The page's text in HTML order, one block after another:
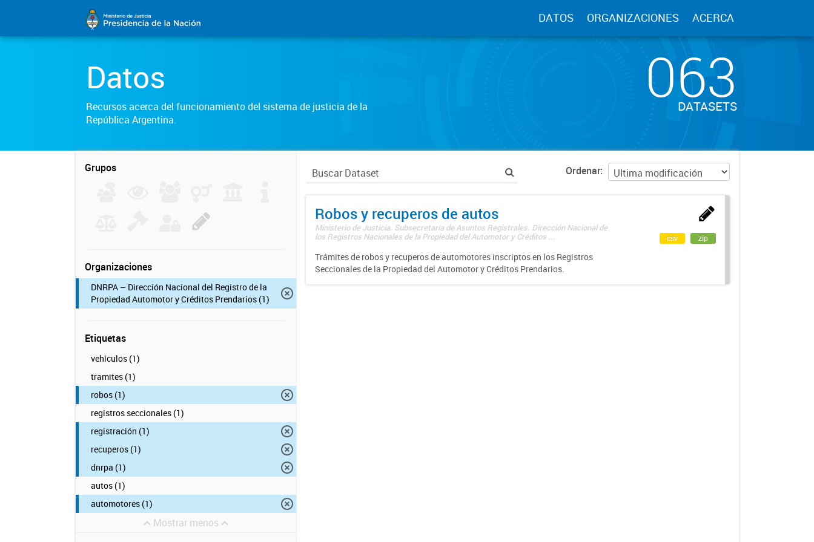
DATOS ORGANIZACIONES ACERCA
Datos
Recursos acerca del funcionamiento del sistema de justicia de la
República Argentina.
063
DATASETS
Grupos
Organizaciones
DNRPA – Dirección Nacional del Registro de la
Propiedad Automotor y Créditos Prendarios (1)
Etiquetas
vehículos (1)
tramites (1)
robos (1)
registros seccionales (1)
registración (1)
recuperos (1)
dnrpa (1)
autos (1)
automotores (1)
Mostrar menos
Ordenar
Robos y recuperos de autos
Ministerio de Justicia. Subsecretaría de Asuntos Registrales. Dirección Nacional de
los Registros Nacionales de la Propiedad del Automotor y Créditos ...
Trámites de robos y recuperos de automotores inscriptos en los Registros
Seccionales de la Propiedad del Automotor y Créditos Prendarios.
csv zip